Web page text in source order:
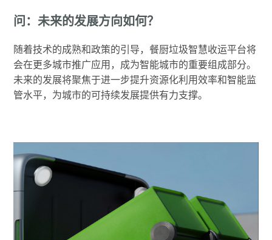
问：未来的发展方向如何？
随着技术的成熟和政策的引导，餐厨垃圾智慧收运平台将
会在更多城市推广应用，成为智能城市的重要组成部分。
未来的发展将聚焦于进一步提升资源化利用效率和智能监
管水平，为城市的可持续发展提供有力支撑。